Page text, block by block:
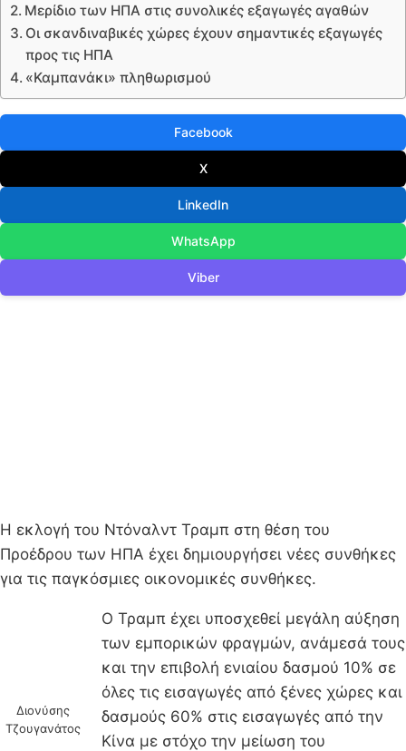
Μερίδιο των ΗΠΑ στις συνολικές εξαγωγές αγαθών
Οι σκανδιναβικές χώρες έχουν σημαντικές εξαγωγές
προς τις ΗΠΑ
«Καμπανάκι» πληθωρισμού
Facebook
X
LinkedIn
WhatsApp
Viber
H εκλογή του Ντόναλντ Τραμπ στη θέση του
Προέδρου των ΗΠΑ έχει δημιουργήσει νέες συνθήκες
για τις παγκόσμιες οικονομικές συνθήκες.
Διονύσης
Τζουγανάτος
Ο Τραμπ έχει υποσχεθεί μεγάλη αύξηση
των εμπορικών φραγμών, ανάμεσά τους
και την επιβολή ενιαίου δασμού 10% σε
όλες τις εισαγωγές από ξένες χώρες και
δασμούς 60% στις εισαγωγές από την
Κίνα με στόχο την μείωση του